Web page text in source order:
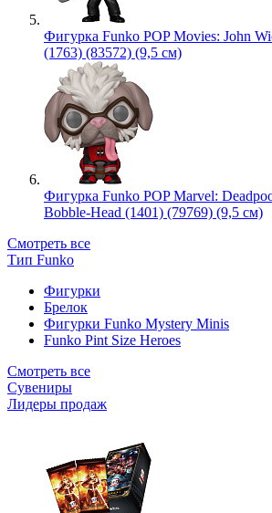
Фигурка Funko POP Movies: John
(1763) (83572) (9,5 см)
Фигурка Funko POP Marvel:
Bobble-Head (1401) (79769) (9,5 см)
Смотреть все
Тип Funko
Фигурки
Брелок
Фигурки Funko Mystery Minis
Funko Pint Size Heroes
Смотреть все
Сувениры
Лидеры продаж